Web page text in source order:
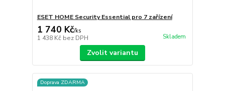
ESET HOME Security Essential pro 7 zařízení
1 740 Kč/ks
1 438 Kč bez DPH Skladem
Zvolit variantu
Doprava ZDARMA